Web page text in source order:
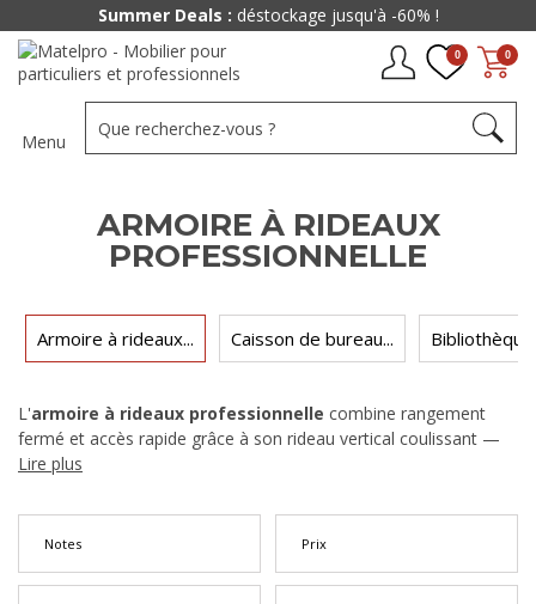
0
0
Menu
ARMOIRE À RIDEAUX
PROFESSIONNELLE
Armoire à rideaux... Caisson de bureau... Bibliothèque
L'armoire à rideaux professionnelle combine rangement
fermé et accès rapide grâce à son rideau vertical coulissant —
pas de porte à ouvrir, pas de débattement devant le meuble.
elle se décline en métal et en décor bois dans notre gamme de
rangement professionnel
Lire plus
Notes Prix
Summer Deals : déstockage jusqu'à -60% !